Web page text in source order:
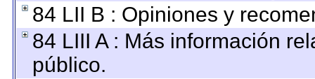
84 LII B : Opiniones y
84 LIII A : Más información
público.